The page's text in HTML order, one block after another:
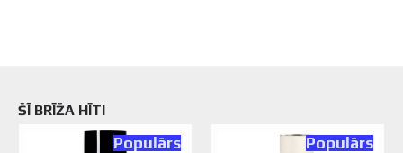
ŠĪ BRĪŽA HĪTI
Populārs Populārs